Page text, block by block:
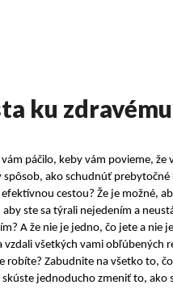
ku
páčilo, keby vám povieme, že
spôsob, ako schudnúť prebytočné
cestou? Že je možné,
aby ste sa týrali nejedením a
A že nie je jedno, čo jete a nie
vzdali všetkých vami obľúbených
robíte? Zabudnite na všetko to,
jednoducho zmeniť to, ako